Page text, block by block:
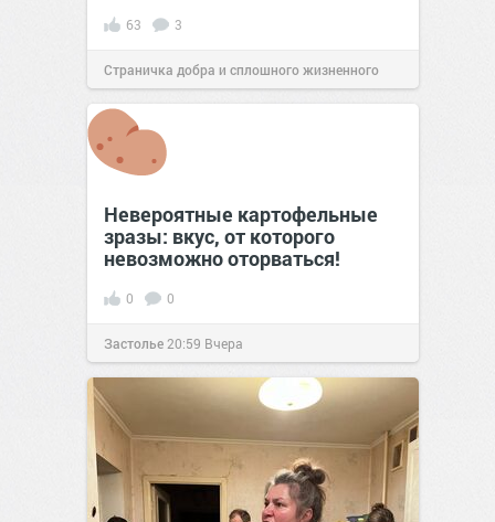
63 3
Страничка добра и сплошного жизненного
позитива!15:35 02 фев 2018
Невероятные картофельные
зразы: вкус, от которого
невозможно оторваться!
0 0
Застолье20:59 Вчера